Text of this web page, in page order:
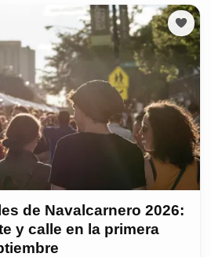
de Navalcarnero 2026:
y calle en la primera